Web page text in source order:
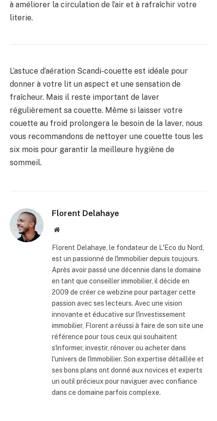
à améliorer la circulation de l’air et à rafraîchir votre
literie.
L’astuce d’aération Scandi-couette est idéale pour
donner à votre lit un aspect et une sensation de
fraîcheur. Mais il reste important de laver
régulièrement sa couette. Même si laisser votre
couette au froid prolongera le besoin de la laver, nous
vous recommandons de nettoyer une couette tous les
six mois pour garantir la meilleure hygiène de
sommeil.
Florent Delahaye
Site
Florent Delahaye, le fondateur de L'Eco du Nord,
est un passionné de l'immobilier depuis toujours.
Après avoir passé une décennie dans le domaine
en tant que conseiller immobilier, il décide en
2009 de créer ce webzine pour partager cette
passion avec ses lecteurs. Avec une vision
innovante et éducative sur l'investissement
immobilier, Florent a réussi à faire de son site une
référence pour tous ceux qui souhaitent
s'informer, investir, rénover ou acheter dans
l'univers de l'immobilier. Son expertise détaillée et
ses bons plans ont donné aux novices et experts
un outil précieux pour naviguer avec confiance
dans ce domaine parfois complexe.